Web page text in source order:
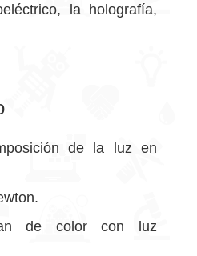
la holografía,
de la luz en
de color con luz